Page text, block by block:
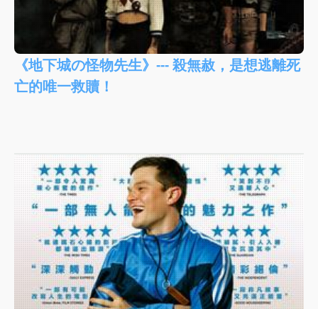
《地下城の怪物先生》--- 殺無赦，是想逃離死
亡的唯一救贖！